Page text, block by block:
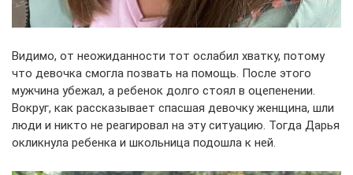
Видимо, от неожиданности тот ослабил хватку, потому
что девочка смогла позвать на помощь. После этого
мужчина убежал, а ребенок долго стоял в оцепенении.
Вокруг, как рассказывает спасшая девочку женщина, шли
люди и никто не реагировал на эту ситуацию. Тогда Дарья
окликнула ребенка и школьница подошла к ней.